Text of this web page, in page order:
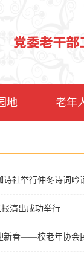
地 老年
社举行仲冬诗词吟
演出成功举行
新春——校老年协会